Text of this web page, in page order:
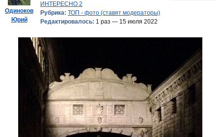
Одиноков
Юрий
ИНТЕРЕСНО 2
Рубрика: ТОП - фото (ставят модераторы)
Редактировалось: 1 раз — 15 июля 2022